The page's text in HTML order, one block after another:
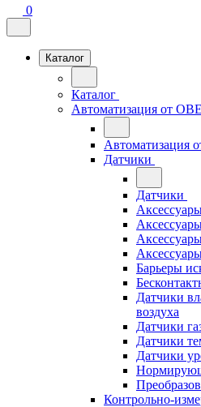
0
Каталог
Каталог
Автоматизация от
Автоматизация
Датчики
Датчики
Барьеры
Датчики
воздуха
Датчики
Датчики
Датчики
Контрольно-